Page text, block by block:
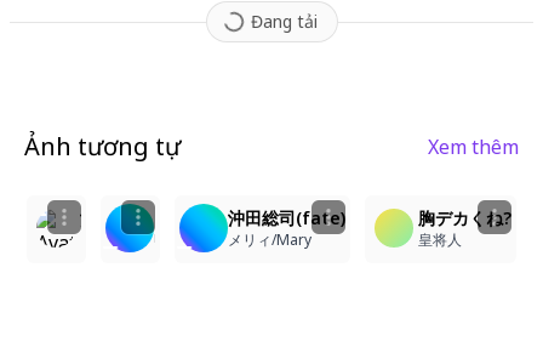
Đang tải
Ảnh tương tự Xem thêm
沖田総司宝具
沖田総司(fate)
メリィ/Mary
胸デカくね?
皇将人